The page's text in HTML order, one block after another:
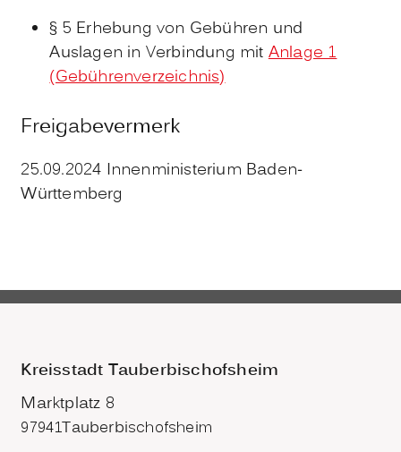
§ 5 Erhebung von Gebühren und
Auslagen in Verbindung mitAnlage 1
(Gebührenverzeichnis)
Freigabevermerk
25.09.2024 Innenministerium Baden-
Württemberg
Kreisstadt Tauberbischofsheim
Marktplatz 8
97941Tauberbischofsheim